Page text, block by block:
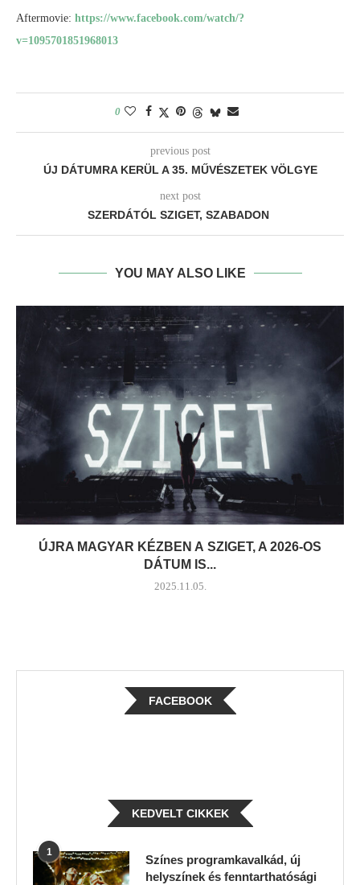
Aftermovie: https://www.facebook.com/watch/?
v=1095701851968013
0
previous post
ÚJ DÁTUMRA KERÜL A 35. MŰVÉSZETEK VÖLGYE
next post
SZERDÁTÓL SZIGET, SZABADON
YOU MAY ALSO LIKE
ÚJRA MAGYAR KÉZBEN A SZIGET, A 2026-OS
DÁTUM IS...
2025.11.05.
FACEBOOK
KEDVELT CIKKEK
1
Színes programkavalkád, új
helyszínek és fenntarthatósági